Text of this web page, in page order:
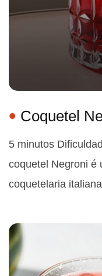
Coquetel
5 minutos
coquetel Negroni é
coquetelaria